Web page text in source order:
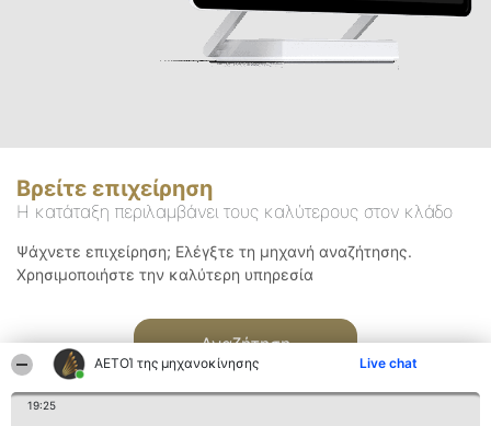
ΑΕΤΟΊ της μηχανοκίνησης Live chat
19:25
Βρείτε επιχείρηση
Η κατάταξη περιλαμβάνει τους καλύτερους στον κλάδο
Ψάχνετε επιχείρηση; Ελέγξτε τη μηχανή αναζήτησης.
Χρησιμοποιήστε την καλύτερη υπηρεσία
Αναζήτηση